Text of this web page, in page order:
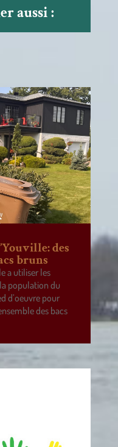
aussi :
des
bruns
a utiliser les
population du
d’oeuvre pour
des bacs